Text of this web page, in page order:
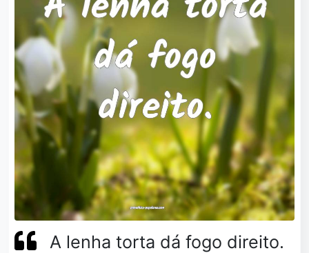
A lenha torta dá fogo direito.